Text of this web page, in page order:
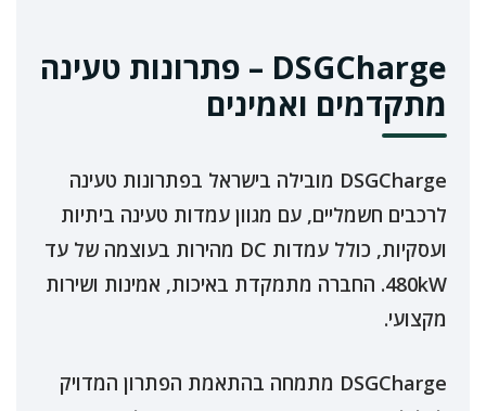
DSGCharge – פתרונות טעינה
מתקדמים ואמינים
DSGCharge מובילה בישראל בפתרונות טעינה
לרכבים חשמליים, עם מגוון עמדות טעינה ביתיות
ועסקיות, כולל עמדות DC מהירות בעוצמה של עד
480kW. החברה מתמקדת באיכות, אמינות ושירות
מקצועי.
DSGCharge מתמחה בהתאמת הפתרון המדויק